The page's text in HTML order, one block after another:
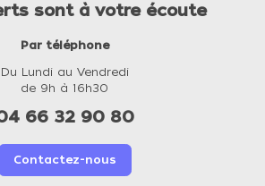
sont à votre écoute
Par téléphone
Du Lundi au Vendredi
de 9h à 16h30
66 32 90 80
Contactez-nous